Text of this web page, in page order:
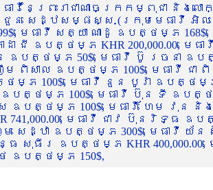
េធាវីនៃព្រះរាជាណាចក្រកម្ពុជា និ
ធាវី ជួន សេដ្ឋសម្ផស្ស (ក្រុមមេធាវី
មេធាវី សត្យា ណាដូ ឧបត្ថម្ភ 168$,
ដា ជី ឧបត្ថម្ភ KHR 200,000.00, មេ
ឧបត្ថម្ភ 50$, មេធាវី ប៊ូ រចនា ឧ
ញឹម ពិសាល ឧបត្ថម្ភ 100$, មេធាវី ជ
ថម្ភ 100$, មេធាវី នួន បូរ៉ា ឧបត្ថម្
ឧបត្ថម្ភ 100$, មេធាវី ប៊ុន ទី ឧបត្
ឧបត្ថម្ភ 100$, មេធាវី ហែម វុន និ
មេធាវី ជាវ ប៊ុនរិទ្ធ ឧ
សេដ្ឋា ឧបត្ថម្ភ 300$, មេធាវី យ័
សុធីរ ឧបត្ថម្ភ KHR 400,000.00, ម
ថ ឧបត្ថម្ភ 150$,